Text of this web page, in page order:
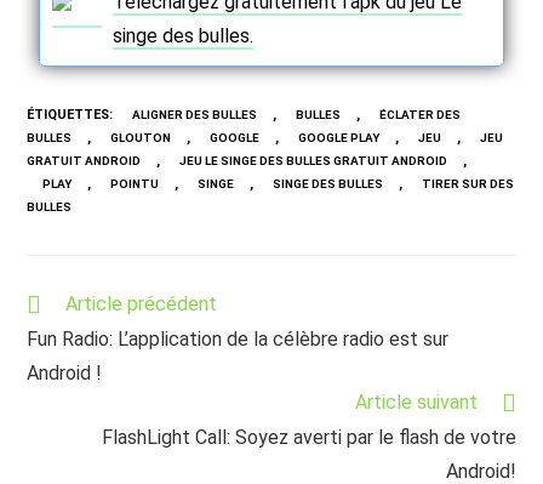
singe des bulles.
ÉTIQUETTES: ALIGNER DES BULLES , BULLES ,
ÉCLATER DES
BULLES
, GLOUTON , GOOGLE , GOOGLE PLAY , JEU ,
JEU
GRATUIT ANDROID
, JEU LE SINGE DES BULLES GRATUIT ANDROID ,
PLAY , POINTU , SINGE , SINGE DES BULLES ,
TIRER SUR DES
BULLES
Read
articles
Article précédent
Fun Radio: L’application de la célèbre radio est sur
Android !
Article suivant
FlashLight Call: Soyez averti par le flash de votre
Android!